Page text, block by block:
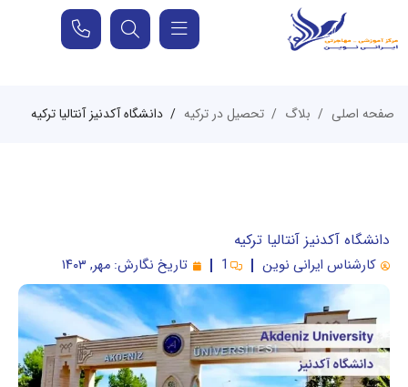
صفحه اصلی بلاگ تحصیل در ترکیه دانشگاه آکدنیز آنتالیا ترکیه
دانشگاه آکدنیز آنتالیا ترکیه
کارشناس ایرانی نوین 1 تاریخ نگارش: مهر, ۱۴۰۳